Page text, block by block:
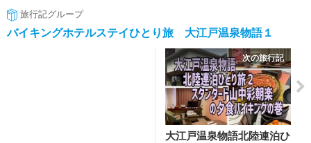
旅行記グループ
バイキングホテルステイひとり旅 大江戸温泉物語１
次の旅行記
大江戸温泉物語北陸連泊ひ